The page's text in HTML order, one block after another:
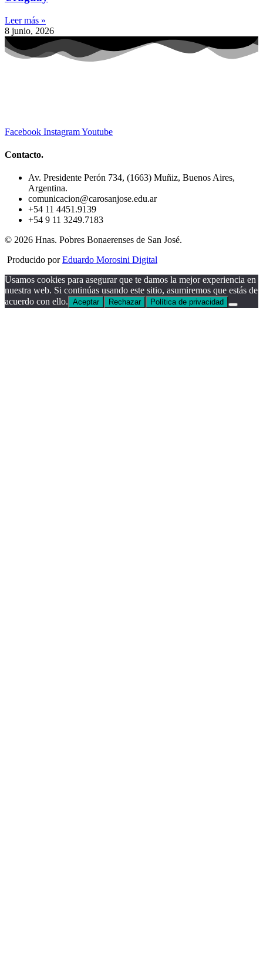
Leer más »
8 junio, 2026
Facebook InstagramYoutube
Contacto.
Av. Presidente Perón 734, (1663) Muñiz, Buenos Aires,
Argentina.
comunicacion@carosanjose.edu.ar
+54 11 4451.9139
+54 9 11 3249.7183
© 2026 Hnas. Pobres Bonaerenses de San José.
Producido porEduardo Morosini Digital
Usamos cookies para asegurar que te damos la mejor experiencia en
nuestra web. Si continúas usando este sitio, asumiremos que estás de
acuerdo con ello. Aceptar Rechazar Política de privacidad